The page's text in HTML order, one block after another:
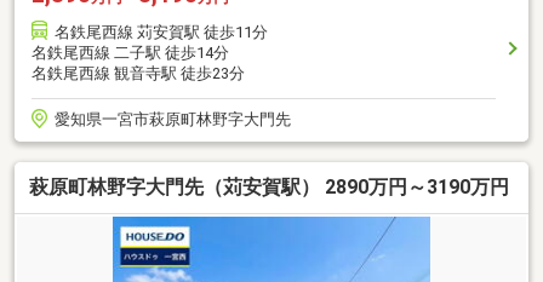
名鉄尾西線 苅安賀駅 徒歩11分
名鉄尾西線 二子駅 徒歩14分
名鉄尾西線 観音寺駅 徒歩23分
愛知県一宮市萩原町林野字大門先
萩原町林野字大門先（苅安賀駅） 2890万円～3190万円